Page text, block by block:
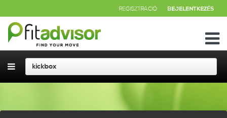
REGISZTRÁCIÓ BEJELENTKEZÉS